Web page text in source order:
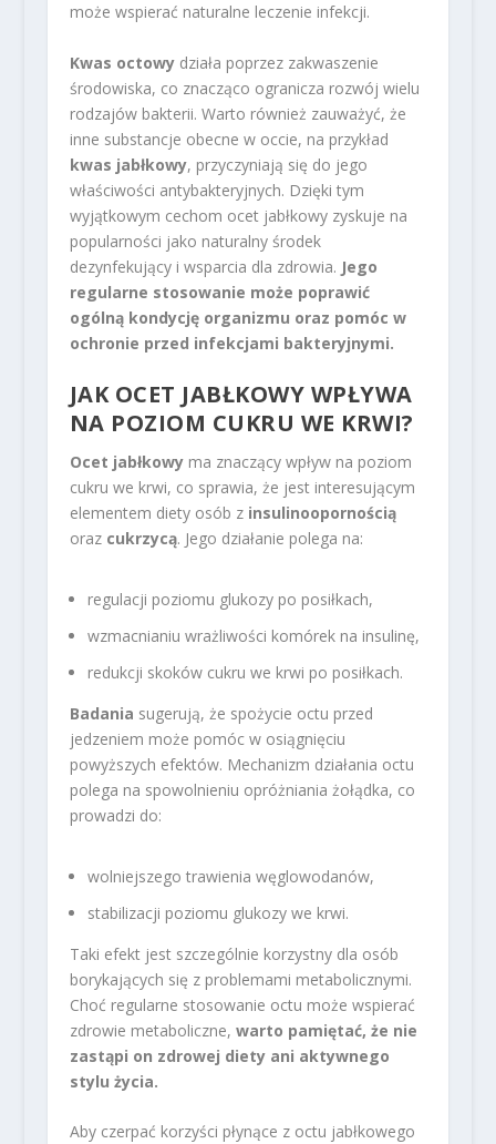
może wspierać naturalne leczenie infekcji.
Kwas octowydziała poprzez zakwaszenie
środowiska, co znacząco ogranicza rozwój wielu
rodzajów bakterii. Warto również zauważyć, że
inne substancje obecne w occie, na przykład
kwas jabłkowy, przyczyniają się do jego
właściwości antybakteryjnych. Dzięki tym
wyjątkowym cechom ocet jabłkowy zyskuje na
popularności jako naturalny środek
dezynfekujący i wsparcia dla zdrowia. Jego
regularne stosowanie może poprawić
ogólną kondycję organizmu oraz pomóc w
ochronie przed infekcjami bakteryjnymi.
JAK OCET JABŁKOWY WPŁYWA
NA POZIOM CUKRU WE KRWI?
Ocet jabłkowyma znaczący wpływ na poziom
cukru we krwi, co sprawia, że jest interesującym
elementem diety osób z insulinoopornością
oraz cukrzycą. Jego działanie polega na:
regulacji poziomu glukozy po posiłkach,
wzmacnianiu wrażliwości komórek na insulinę,
redukcji skoków cukru we krwi po posiłkach.
Badania sugerują, że spożycie octu przed
jedzeniem może pomóc w osiągnięciu
powyższych efektów. Mechanizm działania octu
polega na spowolnieniu opróżniania żołądka, co
prowadzi do:
wolniejszego trawienia węglowodanów,
stabilizacji poziomu glukozy we krwi.
Taki efekt jest szczególnie korzystny dla osób
borykających się z problemami metabolicznymi.
Choć regularne stosowanie octu może wspierać
zdrowie metaboliczne, warto pamiętać, że nie
zastąpi on zdrowej diety ani aktywnego
stylu życia.
Aby czerpać korzyści płynące z octu jabłkowego